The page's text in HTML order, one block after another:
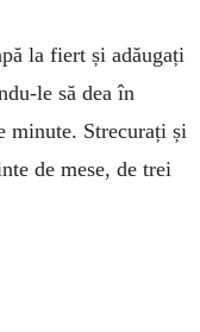
la fiert și adăugați
le să dea în
minute. Strecu­rați și
de mese, de trei